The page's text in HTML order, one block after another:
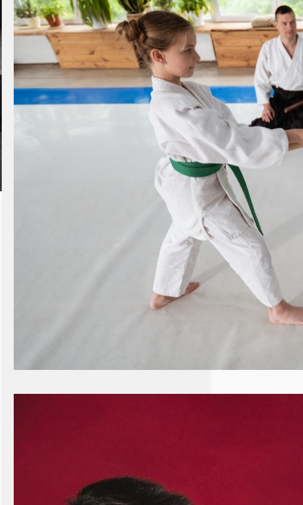
znana z używania technik
obronnych, które pozwalają
pokonać przeciwnika bez
wyrządzania mu krzywdy,
zdobywa coraz większą
popularność również wśród
najmłodszych. Łódź,…
Choć aikido jest mniej znane niż
inne sztuki walki, takie jak